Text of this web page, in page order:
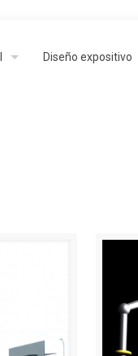
Diseño expositivo